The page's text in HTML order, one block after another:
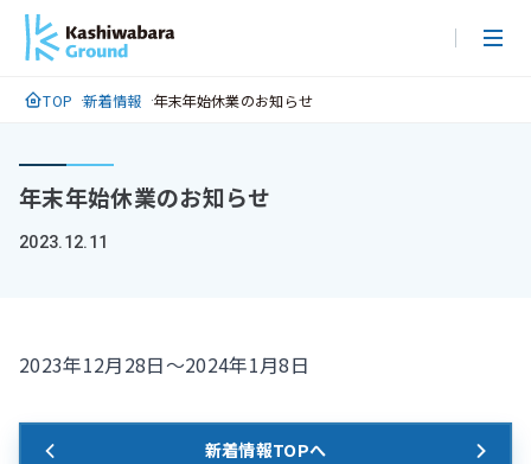
メ
イ
ン
ン
ツ
プ
TOP 新着情報 年末年始休業のお知らせ
年末年始休業のお知らせ
2023.12.11
2023年12月28日～2024年1月8日
新着情報TOPへ